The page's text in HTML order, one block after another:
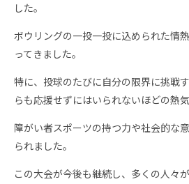
した。
ボウリングの一投一投に込められた情
ってきました。
特に、投球のたびに自分の限界に挑戦
らも応援せずにはいられないほどの熱
障がい者スポーツの持つ力や社会的な
られました。
この大会が今後も継続し、多くの人々